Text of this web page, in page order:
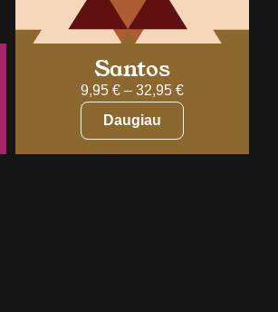
Santos
9,95 €– 32,95 €
Daugiau